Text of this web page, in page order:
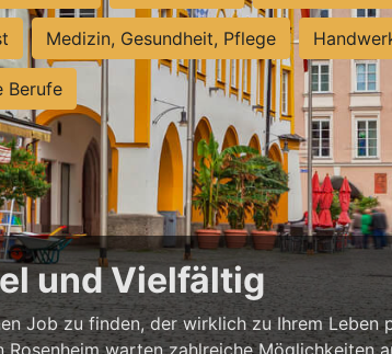
Medizin, Gesundheit, Pflege
Berufe
und Vielfältig
Job zu finden, der wirklich zu Ihrem Leben